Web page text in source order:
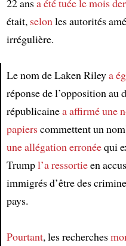
Article
était, selon les autorités
irrégulière.
Le nom de Laken Rileya
réponse de l’opposition au
républicainea affirmé une
papierscommettent un
une allégation erronéequi
Trumpl’a ressortieen
immigrés d’être des
pays.
Pourtant, les recherches